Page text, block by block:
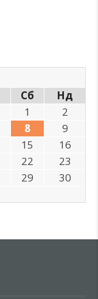
Сб
Нд
1
2
8
9
15
16
22
23
29
30